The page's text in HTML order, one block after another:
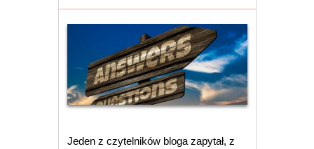
Jeden z czytelników bloga zapytał, z